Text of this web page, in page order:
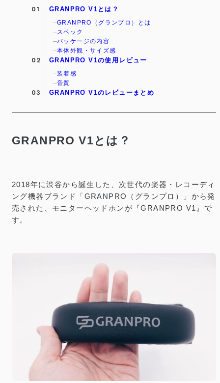
GRANPRO V1とは？
GRANPRO（グランプロ）とは
スペック
パッケージの内容
本体外観・サイズ感
GRANPRO V1の使用レビュー
装着感
音質
GRANPRO V1のレビューまとめ
GRANPRO V1とは？
2018年に渋谷から誕生した、次世代の楽器・レコーディ
ング機器ブランド「GRANPRO（グランプロ）」から発
売された、モニターヘッドホンが『GRANPRO V1』で
す。